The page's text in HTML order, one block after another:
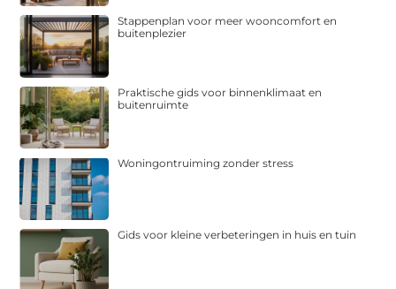
Stappenplan voor meer wooncomfort en
buitenplezier
Praktische gids voor binnenklimaat en
buitenruimte
Woningontruiming zonder stress
Gids voor kleine verbeteringen in huis en tuin